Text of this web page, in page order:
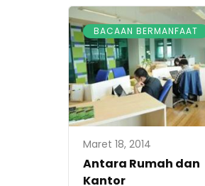
BACAAN BERMANFAAT
Maret 18, 2014
Antara Rumah dan
Kantor